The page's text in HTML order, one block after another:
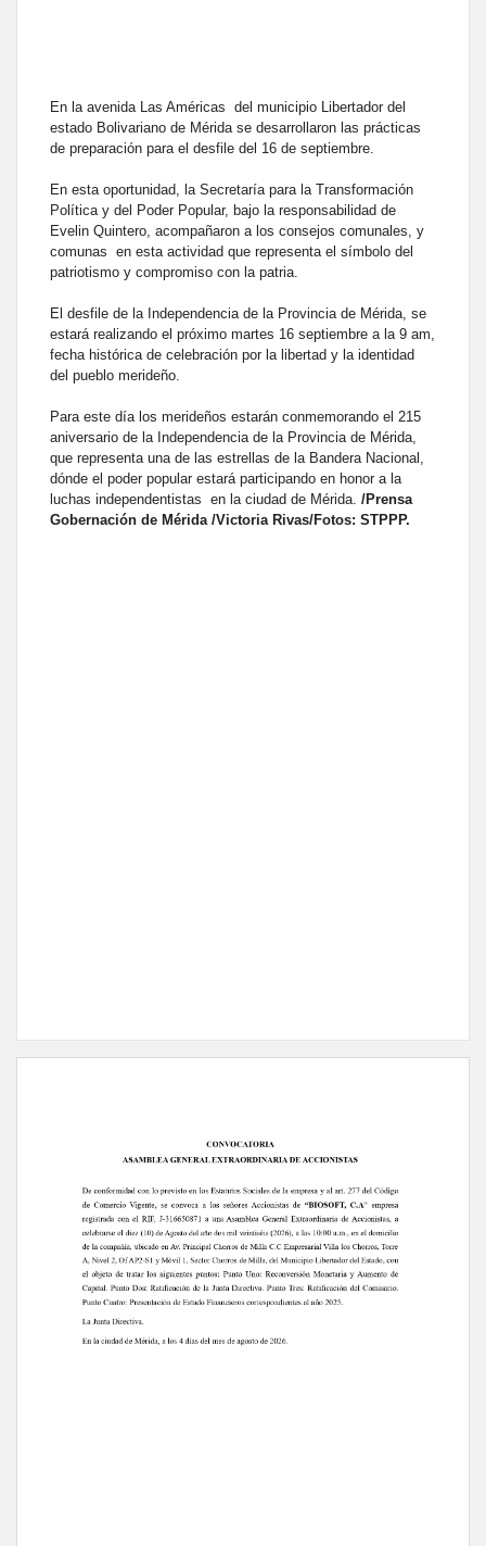
En la avenida Las Américas del municipio Libertador del
estado Bolivariano de Mérida se desarrollaron las prácticas
de preparación para el desfile del 16 de septiembre.
En esta oportunidad, la Secretaría para la Transformación
Política y del Poder Popular, bajo la responsabilidad de
Evelin Quintero, acompañaron a los consejos comunales, y
comunas en esta actividad que representa el símbolo del
patriotismo y compromiso con la patria.
El desfile de la Independencia de la Provincia de Mérida, se
estará realizando el próximo martes 16 septiembre a la 9 am,
fecha histórica de celebración por la libertad y la identidad
del pueblo merideño.
Para este día los merideños estarán conmemorando el 215
aniversario de la Independencia de la Provincia de Mérida,
que representa una de las estrellas de la Bandera Nacional,
dónde el poder popular estará participando en honor a la
luchas independentistas en la ciudad de Mérida. /Prensa
Gobernación de Mérida /Victoria Rivas/Fotos: STPPP.